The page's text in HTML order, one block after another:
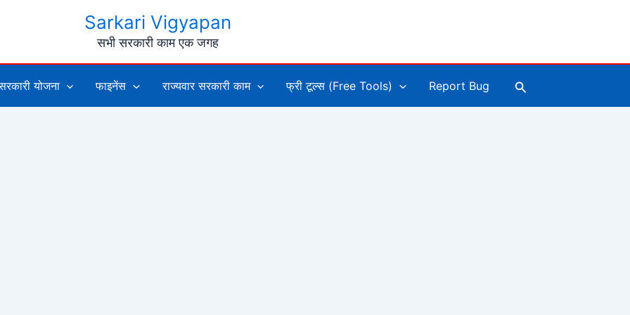
Sarkari Vigyapan
सभी सरकारी काम एक जगह
योजना फाइनेंस राज्यवार सरकारी काम फ्री टूल्स (Free Tools) Report Bug Search